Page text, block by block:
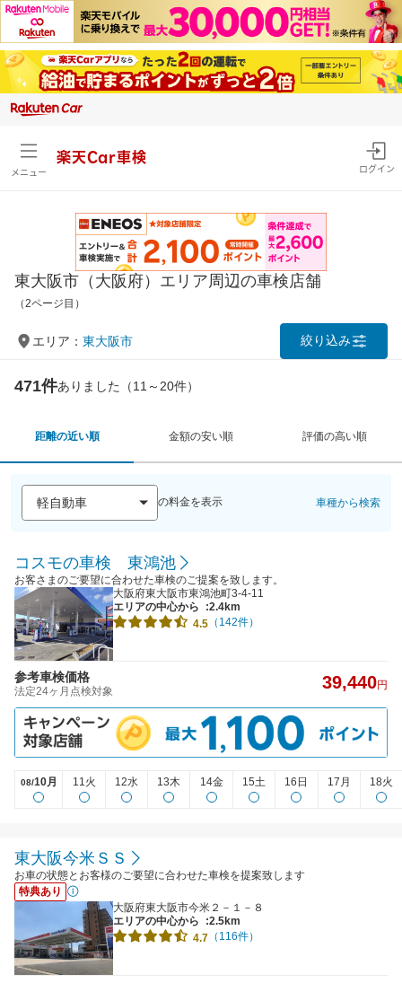
メニュー
楽天Car車検
ログイン
東大阪市（大阪府）エリア周辺の車検店舗
（2ページ目）
エリア： 東大阪市 絞り込み
471件ありました（11～20件）
距離の近い順 金額の安い順 評価の高い順
の料金を表示 車種から検索
コスモの車検 東鴻池
お客さまのご要望に合わせた車検のご提案を致します。
大阪府東大阪市東鴻池町3-4-11
エリアの中心から
:2.4km
4.5 （142件）
参考車検価格
法定24ヶ月点検対象 39,440円
08/10月 11火 12水 13木 14金 15土 16日 17月 18火
東大阪今米ＳＳ
お車の状態とお客様のご要望に合わせた車検を提案致します
特典あり
大阪府東大阪市今米２－１－８
エリアの中心から
:2.5km
4.7 （116件）